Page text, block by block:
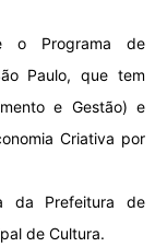
o Programa de
Paulo, que tem
e Gestão) e
Criativa por
da Prefeitura de
de Cultura.